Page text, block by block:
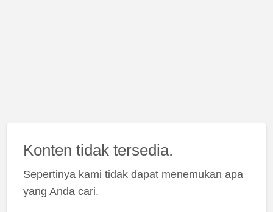
Konten tidak tersedia.
Sepertinya kami tidak dapat menemukan apa
yang Anda cari.